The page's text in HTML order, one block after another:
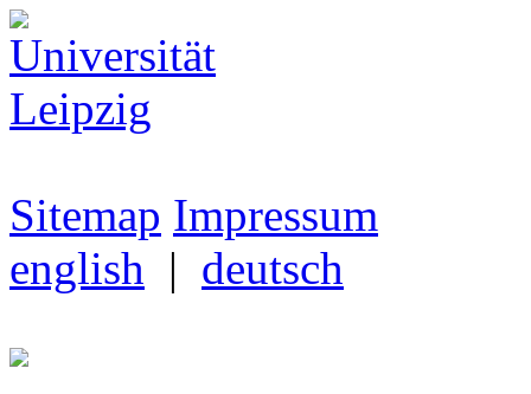
Sitemap Impressum
english | deutsch